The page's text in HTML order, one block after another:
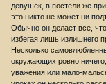
девушек, в постели же
это никто не может ни
Обычно он делает все,
избегая лишь излишнего
Несколько
окружающих ровно
уважения или мало-